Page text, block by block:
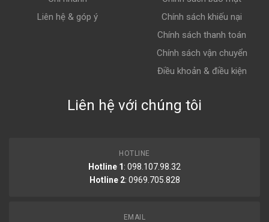
Liên hệ & góp ý
Chính sách khiếu nại
Chính sách thanh toán
Chính sách vận chuyển
Điều khoản & điều kiện
Liên hệ với chúng tôi
HOTLINE
Hotline 1 : 098.107.98.32
Hotline 2: 0969.705.828
EMAIL